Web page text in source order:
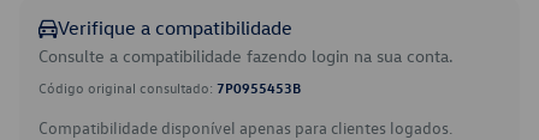
Verifique a compatibilidade
Consulte a compatibilidade fazendo login na sua conta.
Código original consultado: 7P0955453B
Compatibilidade disponível apenas para clientes logados.